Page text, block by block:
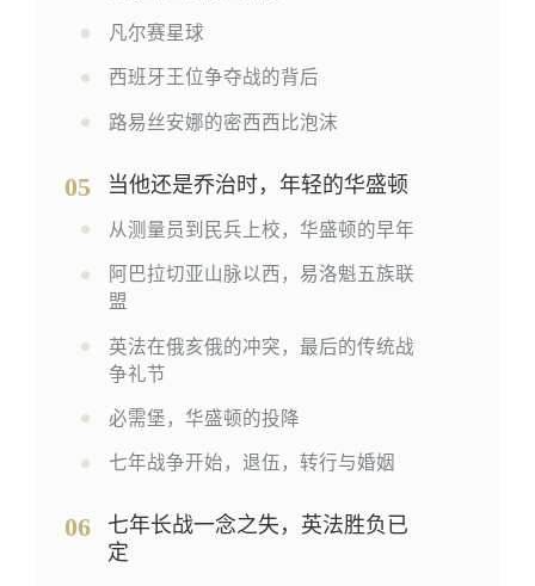
凡尔赛星球
西班牙王位争夺战的背后
路易丝安娜的密西西比泡沫
05 当他还是乔治时，年轻的华盛顿
从测量员到民兵上校，华盛顿的早年
阿巴拉切亚山脉以西，易洛魁五族联
盟
英法在俄亥俄的冲突，最后的传统战
争礼节
必需堡，华盛顿的投降
七年战争开始，退伍，转行与婚姻
06
七年长战一念之失，英法胜负已
定